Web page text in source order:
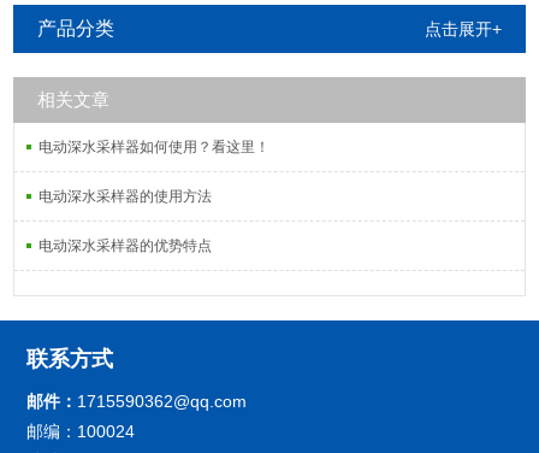
产品分类 点击展开+
相关文章
电动深水采样器如何使用？看这里！
电动深水采样器的使用方法
电动深水采样器的优势特点
联系方式
邮件： 1715590362@qq.com
邮编：100024